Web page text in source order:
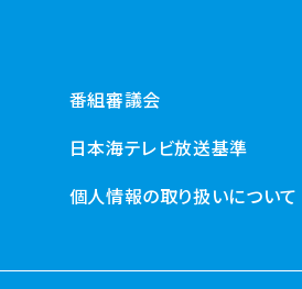
番組審議会
日本海テレビ放送基準
個人情報の取り扱いについて